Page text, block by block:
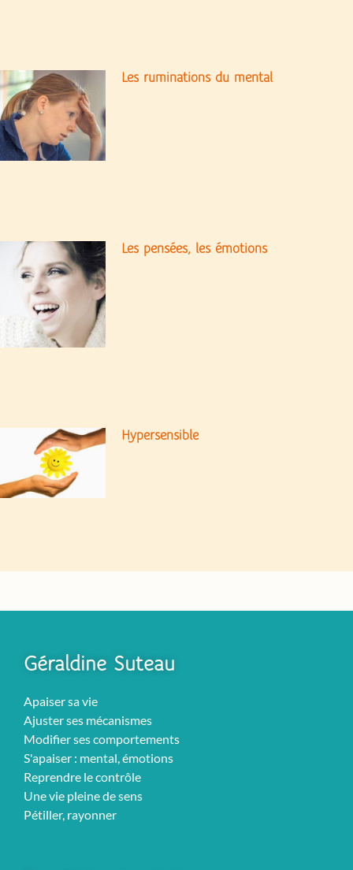
Les ruminations du mental
Les pensées, les émotions
Hypersensible
Géraldine Suteau
Apaiser sa vie
Ajuster ses mécanismes
Modifier ses comportements
S'apaiser : mental, émotions
Reprendre le contrôle
Une vie pleine de sens
Pétiller, rayonner